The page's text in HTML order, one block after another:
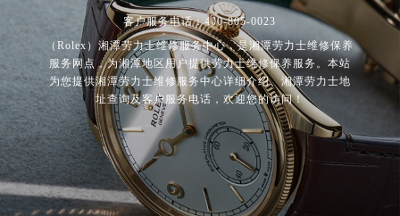
客户服务电话：400-805-0023
（Rolex）湘潭劳力士维修服务中心，是湘潭劳力士维修保养
服务网点，为湘潭地区用户提供劳力士维修保养服务。本站
为您提供湘潭劳力士维修服务中心详细介绍、湘潭劳力士地
址查询及客户服务电话，欢迎您的访问！